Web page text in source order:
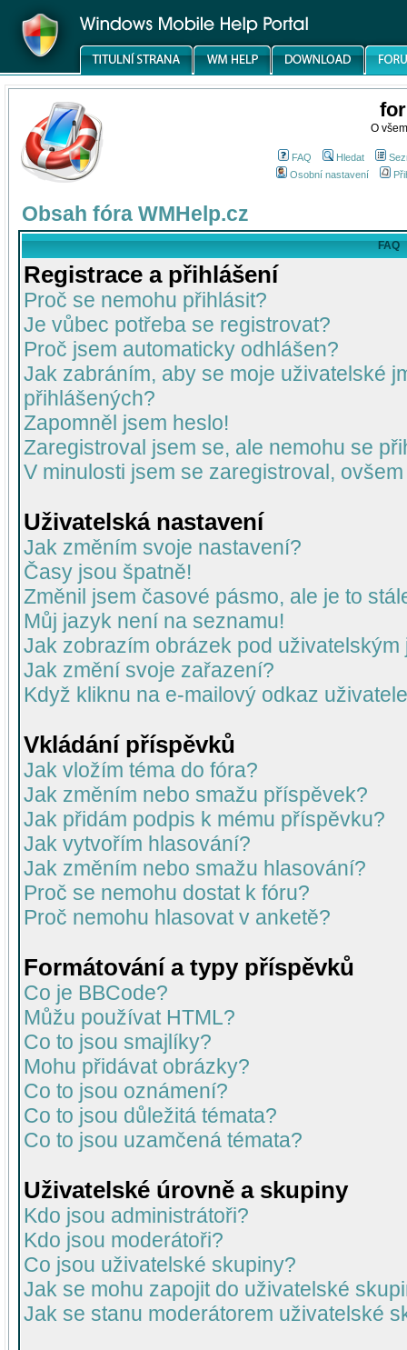
O
FAQ Hledat
Osobní nastavení
Obsah fóra WMHelp.cz
FAQ
Registrace a přihlášení
Proč se nemohu přihlásit?
Je vůbec potřeba se registrovat?
Proč jsem automaticky odhlášen?
Jak zabráním, aby se moje uživatelské
přihlášených?
Zapomněl jsem heslo!
Zaregistroval jsem se, ale nemohu se
V minulosti jsem se zaregistroval,
Uživatelská nastavení
Jak změním svoje nastavení?
Časy jsou špatně!
Změnil jsem časové pásmo, ale je to
Můj jazyk není na seznamu!
Jak zobrazím obrázek pod uživatelským
Jak změní svoje zařazení?
Když kliknu na e-mailový odkaz
Vkládání příspěvků
Jak vložím téma do fóra?
Jak změním nebo smažu příspěvek?
Jak přidám podpis k mému příspěvku?
Jak vytvořím hlasování?
Jak změním nebo smažu hlasování?
Proč se nemohu dostat k fóru?
Proč nemohu hlasovat v anketě?
Formátování a typy příspěvků
Co je BBCode?
Můžu používat HTML?
Co to jsou smajlíky?
Mohu přidávat obrázky?
Co to jsou oznámení?
Co to jsou důležitá témata?
Co to jsou uzamčená témata?
Uživatelské úrovně a skupiny
Kdo jsou administrátoři?
Kdo jsou moderátoři?
Co jsou uživatelské skupiny?
Jak se mohu zapojit do uživatelské
Jak se stanu moderátorem uživatelské